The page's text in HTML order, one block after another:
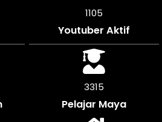
1194
Youtuber Aktif
3579
Pelajar Maya